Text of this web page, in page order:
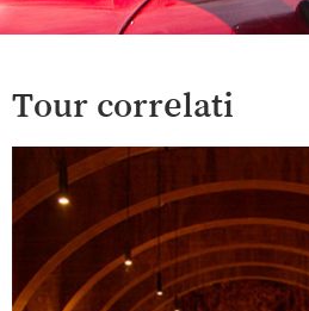
Tour correlati